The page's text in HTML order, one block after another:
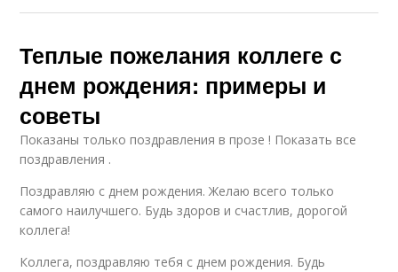
Теплые пожелания коллеге с
днем рождения: примеры и
советы
Показаны только поздравления в прозе ! Показать все
поздравления .
Поздравляю с днем рождения. Желаю всего только
самого наилучшего. Будь здоров и счастлив, дорогой
коллега!
Коллега, поздравляю тебя с днем рождения. Будь